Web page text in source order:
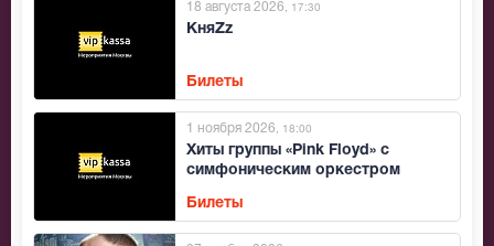
КняZz
18 августа 2026 , 17:30
Билеты
Хиты группы «Pink Floyd» с
симфоническим оркестром
1 ноября 2026 , 18:00
Билеты